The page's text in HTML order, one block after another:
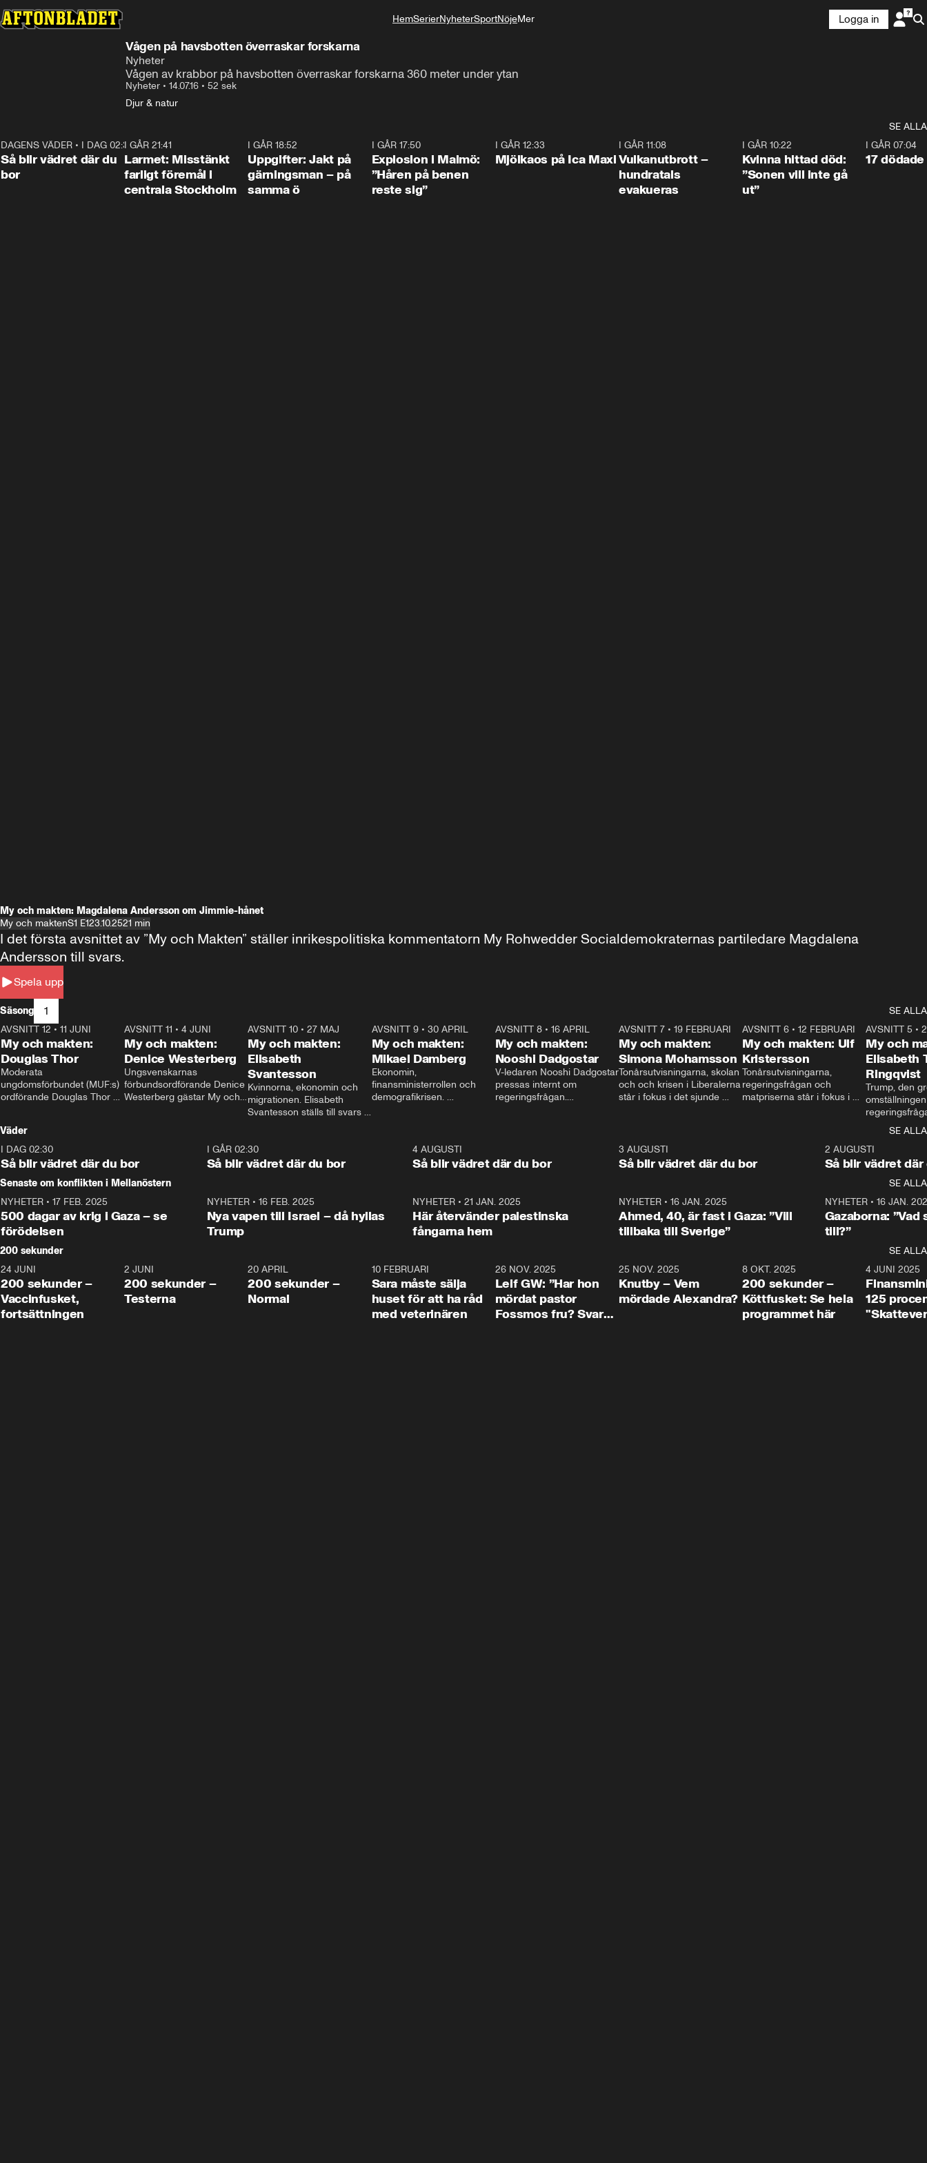
HemSerierNyheterSportNöjeMer
Logga in
Vågen på havsbotten överraskar forskarna
Nyheter
Vågen av krabbor på havsbotten överraskar forskarna 360 meter under ytan
Nyheter • 14.07.16 • 52 sek
Djur & natur
SE ALLA
1:06
DAGENS VÄDER • I DAG 02:30
Så blir vädret där du
bor
I GÅR 21:41
Larmet: Misstänkt
farligt föremål i
centrala Stockholm
I GÅR 18:52
Uppgifter: Jakt på
gärningsman – på
samma ö
I GÅR 17:50
Explosion i Malmö:
”Håren på benen
reste sig”
I GÅR 12:33
Mjölkaos på Ica Maxi
I GÅR 11:08
Vulkanutbrott –
hundratals
evakueras
I GÅR 10:22
Kvinna hittad död:
”Sonen vill inte gå
ut”
I GÅR 07:04
17
My och makten: Magdalena Andersson om Jimmie-hånet
My och maktenS1 E123.10.2521 min
Spela upp
I det första avsnittet av ”My och Makten” ställer inrikespolitiska kommentatorn My Rohwedder Socialdemokraternas partiledare Magdalena
Andersson till svars.
Säsong 1
SE ALLA
26:27
AVSNITT 12 • 11 JUNI
My och makten:
Douglas Thor
Moderata
ungdomsförbundet (MUF:s)
ordförande Douglas Thor
tonårsutvisningarna och hur
Moderaterna ska locka
väljare till valet i höst.
23:40
AVSNITT 11 •4 JUNI
My och makten:
Denice Westerberg
Ungsvenskarnas
förbundsordförande Denice
Westerberg gästar My och
AVSNITT 10 •27 MAJ
My och makten:
Elisabeth
Svantesson
Kvinnorna, ekonomin och
migrationen. Elisabeth
Svantesson ställs till svars
AVSNITT 9• 30 APRIL
My och makten:
Mikael Damberg
Ekonomin,
finansministerrollen och
demografikrisen.
och Makten.
AVSNITT 8• 16 APRIL
My och makten:
Nooshi Dadgostar
V-ledaren Nooshi Dadgostar
pressas internt om
regeringsfrågan.
– Vi ställer upp i val. Ska vi
vara med så sitter vi förstås
24:30
AVSNITT 7• 19 FEBRUARI
My och makten:
Simona Mohamsson
Tonårsutvisningarna, skolan
och och krisen i Liberalerna
står i fokus i det sjunde
kommentator My
Rohwedder ställer
utbildnings- och
Mohamsson till svars.
27:30
AVSNITT 6 •12 FEBRUARI
My och makten: Ulf
Kristersson
Tonårsutvisningarna,
regeringsfrågan och
matpriserna står i fokus i
Rohwedder ställer
statsminister Ulf Kristersson
AVSNITT 5 •
My och
Elisabeth
Ringqvist
Trump, den
centrum i
avsnittet av
Makten”. Se
Aftonbladets
Rohwedder
Thand Ring
Väder
SE ALLA
I DAG 02:30
Så blir vädret där du bor
1:06
I GÅR 02:30
Så blir vädret där du bor
4 AUGUSTI
Så blir vädret där du bor
3 AUGUSTI
Så blir vädret där du bor
2 AUGUSTI
Så blir vädret där
Senaste om konflikten i Mellanöstern
SE ALLA
NYHETER • 17 FEB. 2025
500 dagar av krig i Gaza – se
förödelsen
NYHETER• 16 FEB. 2025
Nya vapen till Israel – då hyllas
Trump
NYHETER •21 JAN. 2025
Här återvänder palestinska
fångarna hem
NYHETER• 16 JAN. 2025
Ahmed, 40, är fast i Gaza: ”Vill
tillbaka till Sverige”
NYHETER• 16 JAN.
Gazaborna:
till?”
200 sekunder
SE ALLA
5:00
24 JUNI
200 sekunder –
Vaccinfusket,
fortsättningen
4:23
2 JUNI
200 sekunder –
Testerna
20 APRIL
200 sekunder –
Normal
10 FEBRUARI
Sara måste sälja
huset för att ha råd
med veterinären
26 NOV. 2025
Leif GW: ”Har hon
mördat pastor
Fossmos fru? Svar
31:05
25 NOV. 2025
Knutby – Vem
mördade Alexandra?
4:29
8 OKT. 2025
200 sekunder –
Köttfusket: Se hela
programmet här
4 JUNI 2025
125